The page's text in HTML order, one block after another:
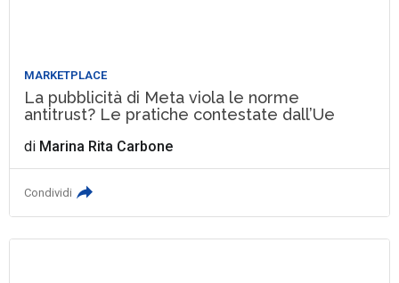
MARKETPLACE
La pubblicità di Meta viola le norme
antitrust? Le pratiche contestate dall’Ue
di Marina Rita Carbone
Condividi